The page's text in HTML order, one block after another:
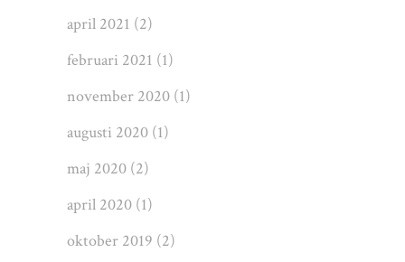
april 2021 (2)
februari 2021 (1)
november 2020 (1)
augusti 2020 (1)
maj 2020 (2)
april 2020 (1)
oktober 2019 (2)